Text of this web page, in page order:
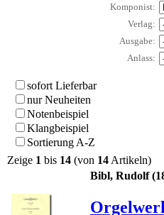
Komponist:
Verlag:
Ausgabe:
Anlass:
sofort Lieferbar
nur Neuheiten
Notenbeispiel
Klangbeispiel
Sortierung A-Z
Zeige 1 bis 14 (von 14Artikeln)
Bibl, Rudolf